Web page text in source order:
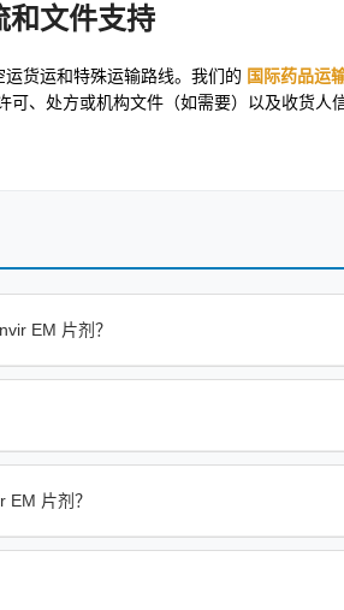
和文件支持
货运和特殊运输路线。我们的 国际药品运
、处方或机构文件（如需要）以及收货
EM 片剂？
片剂？